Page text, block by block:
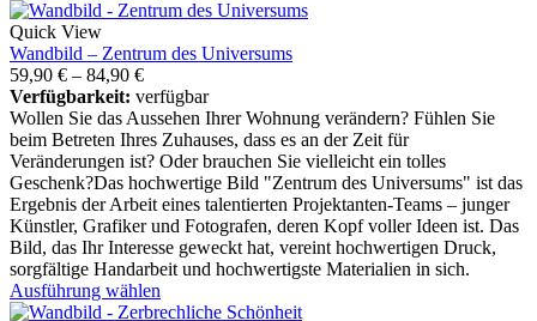
Quick View
Wandbild – Zentrum des Universums
59,90 € – 84,90 €
Verfügbarkeit: verfügbar
Wollen Sie das Aussehen Ihrer Wohnung verändern? Fühlen Sie
beim Betreten Ihres Zuhauses, dass es an der Zeit für
Veränderungen ist? Oder brauchen Sie vielleicht ein tolles
Geschenk?Das hochwertige Bild "Zentrum des Universums" ist das
Ergebnis der Arbeit eines talentierten Projektanten-Teams – junger
Künstler, Grafiker und Fotografen, deren Kopf voller Ideen ist. Das
Bild, das Ihr Interesse geweckt hat, vereint hochwertigen Druck,
sorgfältige Handarbeit und hochwertigste Materialien in sich.
Ausführung wählen